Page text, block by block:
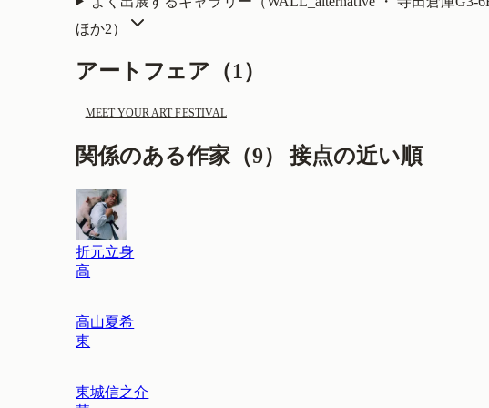
ほか2）
アートフェア（1）
MEET YOUR ART FESTIVAL
関係のある作家（9） 接点の近い順
折元立身
高
高山夏希
東
東城信之介